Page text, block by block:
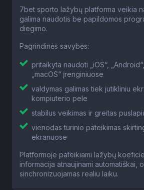
7bet sporto lažybų platforma veikia
galima naudotis be papildomos
diegimo.
Pagrindinės savybės:
pritaikyta naudoti „iOS“,
„macOS“ įrenginiuose
valdymas galimas tiek jutikliniu
kompiuterio pele
stabilus veikimas ir greitas
vienodas turinio pateikimas
ekranuose
Platformoje pateikiami lažybų
informacija atnaujinami automatiškai,
sinchronizuojamas realiu laiku.